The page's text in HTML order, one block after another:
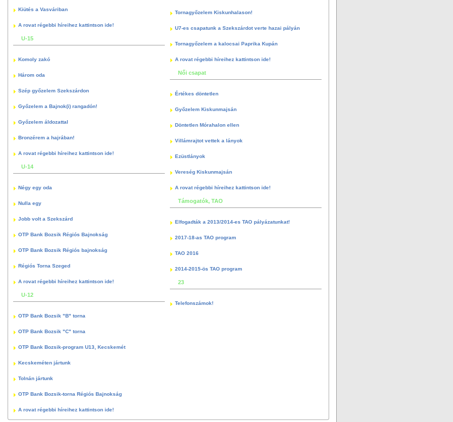
Kiütés a Vasváriban
A rovat régebbi híreihez kattintson ide!
U-15
Komoly zakó
Három oda
Szép győzelem Szekszárdon
Győzelem a Bajnok(i) rangadón!
Győzelem áldozattal
Bronzérem a hajrában!
A rovat régebbi híreihez kattintson ide!
U-14
Négy egy oda
Nulla egy
Jobb volt a Szekszárd
OTP Bank Bozsik Régiós Bajnokság
OTP Bank Bozsik Régiós bajnokság
Régiós Torna Szeged
A rovat régebbi híreihez kattintson ide!
U-12
OTP Bank Bozsik "B" torna
OTP Bank Bozsik "C" torna
OTP Bank Bozsik-program U13, Kecskemét
Kecskeméten jártunk
Tolnán jártunk
OTP Bank Bozsik-torna Régiós Bajnokság
A rovat régebbi híreihez kattintson ide!
Tornagyőzelem Kiskunhalason!
U7-es csapatunk a Szekszárdot verte hazai pályán
Tornagyőzelem a kalocsai Paprika Kupán
A rovat régebbi híreihez kattintson ide!
Női csapat
Értékes döntetlen
Győzelem Kiskunmajsán
Döntetlen Mórahalon ellen
Villámrajtot vettek a lányok
Ezüstlányok
Vereség Kiskunmajsán
A rovat régebbi híreihez kattintson ide!
Támogatók, TAO
Elfogadták a 2013/2014-es TAO pályázatunkat!
2017-18-as TAO program
TAO 2016
2014-2015-ös TAO program
23
Telefonszámok!